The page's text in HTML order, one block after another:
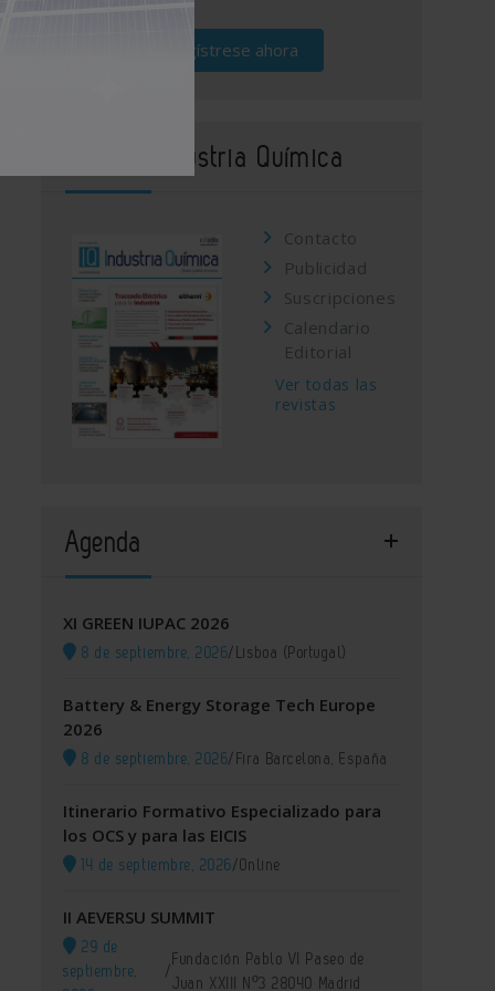
Regístrese ahora
Revista Industria Química
Contacto
Publicidad
Suscripciones
Calendario
Editorial
Ver todas las
revistas
Agenda
XI GREEN IUPAC 2026
8 de septiembre, 2026/Lisboa (Portugal)
Battery & Energy Storage Tech Europe
2026
8 de septiembre, 2026/Fira Barcelona, España
Itinerario Formativo Especializado para
los OCS y para las EICIS
14 de septiembre, 2026/Online
II AEVERSU SUMMIT
29 de
septiembre,
/
Fundación Pablo VI Paseo de
Juan XXIII Nº3 28040 Madrid